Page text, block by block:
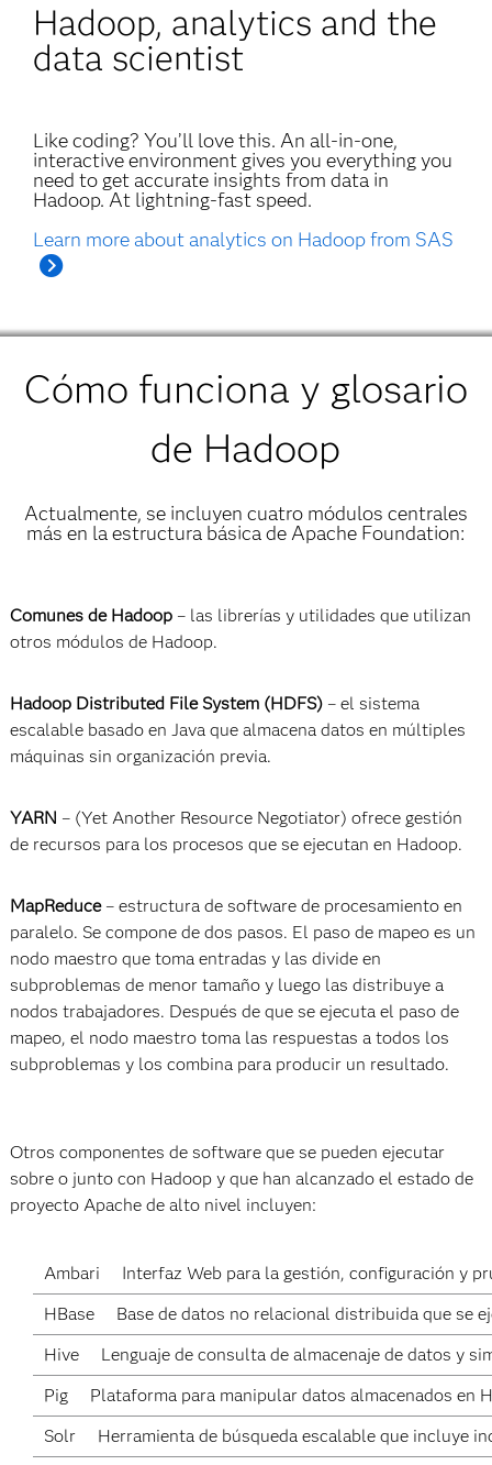
Hadoop, analytics and the
data scientist
Like coding? You’ll love this. An all-in-one,
interactive environment gives you everything you
need to get accurate insights from data in
Hadoop. At lightning-fast speed.
Learn more about analytics on Hadoop from SAS
Cómo funciona y glosario
de Hadoop
Actualmente, se incluyen cuatro módulos centrales
más en la estructura básica de Apache Foundation:
Comunes de Hadoop– las librerías y utilidades que utilizan
otros módulos de Hadoop.
Hadoop Distributed File System (HDFS) – el sistema
escalable basado en Java que almacena datos en múltiples
máquinas sin organización previa.
YARN – (Yet Another Resource Negotiator) ofrece gestión
de recursos para los procesos que se ejecutan en Hadoop.
MapReduce– estructura de software de procesamiento en
paralelo. Se compone de dos pasos. El paso de mapeo es un
nodo maestro que toma entradas y las divide en
subproblemas de menor tamaño y luego las distribuye a
nodos trabajadores. Después de que se ejecuta el paso de
mapeo, el nodo maestro toma las respuestas a todos los
subproblemas y los combina para producir un resultado.
Otros componentes de software que se pueden ejecutar
sobre o junto con Hadoop y que han alcanzado el estado de
proyecto Apache de alto nivel incluyen:
Ambari
Interfaz Web para la gestión, configuración y
HBase
Base de datos no relacional distribuida que se
Hive
Lenguaje de consulta de almacenaje de datos y
Pig
Plataforma para manipular datos almacenados en
Solr
Herramienta de búsqueda escalable que incluye